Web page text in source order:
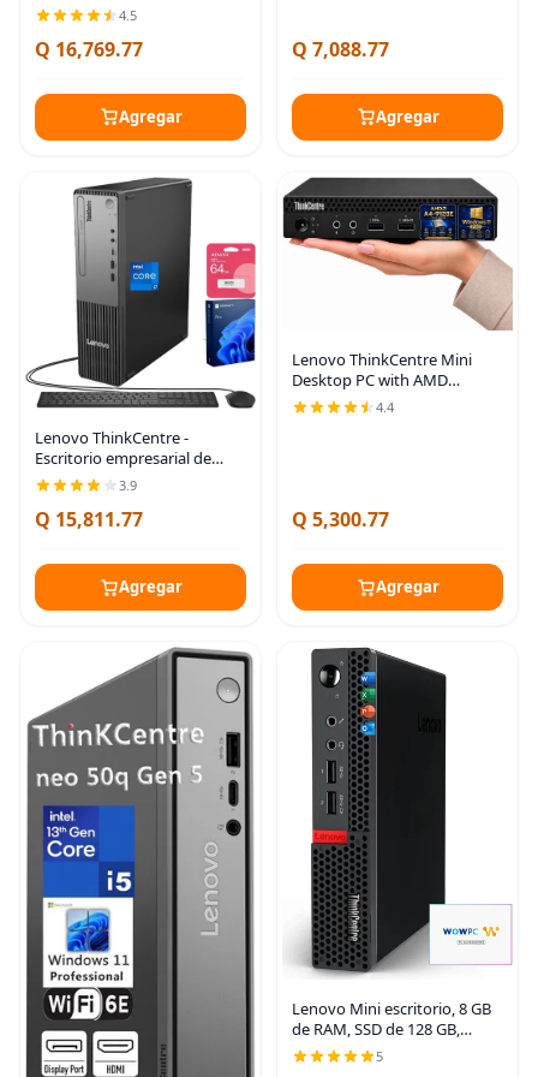
16 GB de RAM, bolígrafo de
yoga | Copilot PC AMD Ryzen
AI 5 340 Processor, WUXGA
4.5
Q 16,769.77
Agregar
Q 7,088.77
Agregar
Lenovo ThinkCentre -
Escritorio empresarial de
factor de forma pequeño,
generación, DDR5 de 32 GB,
3.9
Q 15,811.77
Agregar
Lenovo ThinkCentre Mini
Desktop PC with AMD
Processor & Graphics, 8GB
DDR4 RAM, 1TB SSD,
4.4
Q 5,300.77
Agregar
Lenovo Mini escritorio, 8 GB
de RAM, SSD de 128 GB,
procesador AMD, puertos de
doble pantalla, Wi-Fi,
5